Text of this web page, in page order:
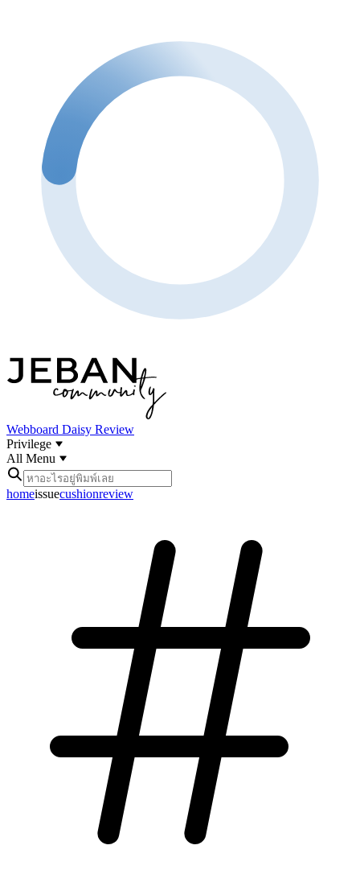
Webboard Daisy Review
Privilege
All Menu
homeissuecushionreview